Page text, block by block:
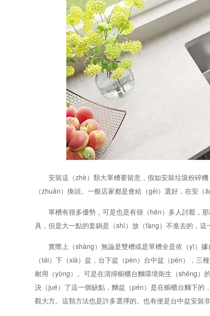
安裝這（zhè）類大單槽要留意，假如安裝垃圾粉碎機
（zhuǎn）換頭。一般店家都是會給（gěi）選好，在安（
單槽有很多優勢，可是也是有很（hěn）多人討厭，那
具，但是大一點的套鍋是（shì）放（fàng）不進去的，這
實際上（shàng）無論是雙槽或是單槽全是依（yī）據
（tái）下（xià）盆，台下盆（pén）台中盆（pén），
耐用（yòng）。可是在清掃櫥櫃台麵環境衛生（shēng）
決（jué）了這一個缺點，麵盆（pén）是在櫥櫃台麵下
觀大方。這類方法也是許多選擇的。也有便是台中盆安裝